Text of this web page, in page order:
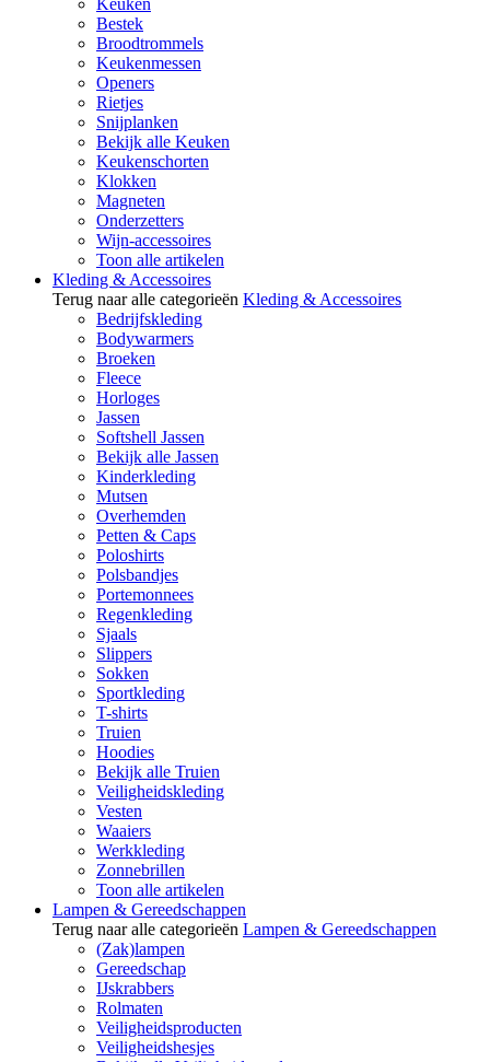
Keuken
Bestek
Broodtrommels
Keukenmessen
Openers
Rietjes
Snijplanken
Bekijk alle Keuken
Keukenschorten
Klokken
Magneten
Onderzetters
Wijn-accessoires
Toon alle artikelen
Kleding & Accessoires
Terug naar alle categorieën Kleding & Accessoires
Bedrijfskleding
Bodywarmers
Broeken
Fleece
Horloges
Jassen
Softshell Jassen
Bekijk alle Jassen
Kinderkleding
Mutsen
Overhemden
Petten & Caps
Poloshirts
Polsbandjes
Portemonnees
Regenkleding
Sjaals
Slippers
Sokken
Sportkleding
T-shirts
Truien
Hoodies
Bekijk alle Truien
Veiligheidskleding
Vesten
Waaiers
Werkkleding
Zonnebrillen
Toon alle artikelen
Lampen & Gereedschappen
Terug naar alle categorieën Lampen & Gereedschappen
(Zak)lampen
Gereedschap
IJskrabbers
Rolmaten
Veiligheidsproducten
Veiligheidshesjes